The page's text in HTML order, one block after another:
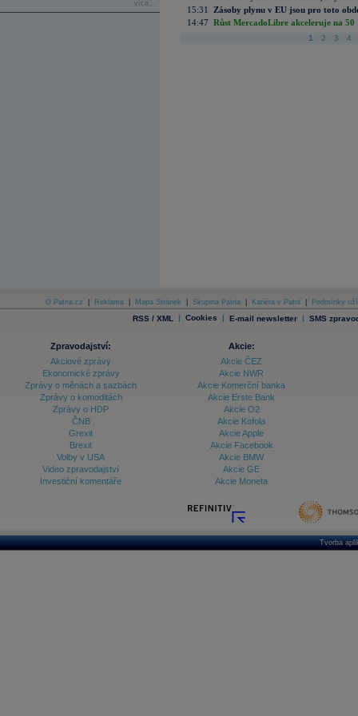
více...
15:31
Zásoby plynu v EU jsou pro toto
14:47 Růst MercadoLibre akceleruje na
1 2 3 4
O Patria.cz Reklama Mapa Stránek Skupina Patria Kariéra v Patrii Podmínky
RSS / XML | Cookies | E-mail newsletter | SMS
Zpravodajství:
Akciové zprávy
Ekonomické zprávy
Zprávy o měnách a sazbách
Zprávy o komoditách
Zprávy o HDP
ČNB
Grexit
Brexit
Volby v USA
Video zpravodajství
Investiční komentáře
Akcie:
Akcie ČEZ
Akcie NWR
Akcie Komerční banka
Akcie Erste Bank
Akcie O2
Akcie Kofola
Akcie Apple
Akcie Facebook
Akcie BMW
Akcie GE
Akcie Moneta
Tvorba